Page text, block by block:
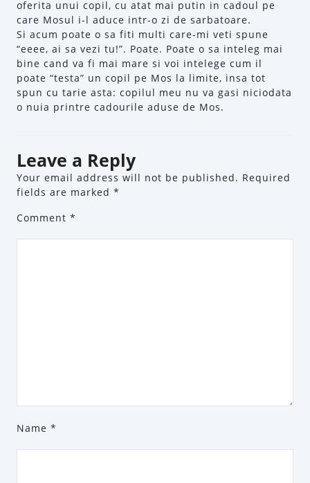
oferita unui copil, cu atat mai putin in cadoul pe
care Mosul i-l aduce intr-o zi de sarbatoare.
Si acum poate o sa fiti multi care-mi veti spune
“eeee, ai sa vezi tu!”. Poate. Poate o sa inteleg mai
bine cand va fi mai mare si voi intelege cum il
poate “testa” un copil pe Mos la limite, insa tot
spun cu tarie asta: copilul meu nu va gasi niciodata
o nuia printre cadourile aduse de Mos.
Leave a Reply
Your email address will not be published. Required
fields are marked *
Comment *
Name *